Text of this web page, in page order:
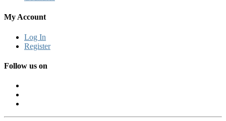
My Account
Log In
Register
Follow us on